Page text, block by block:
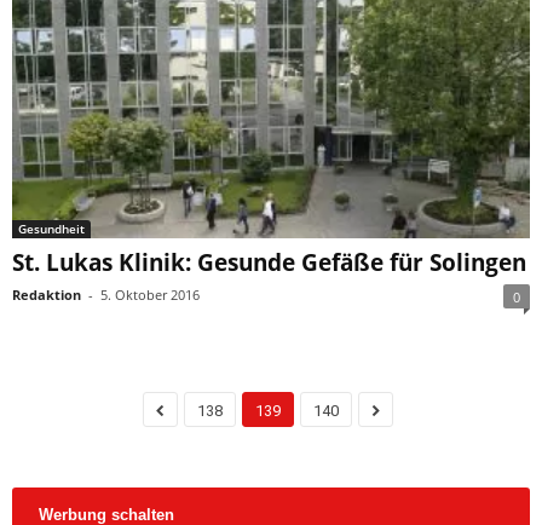
Gesundheit
St. Lukas Klinik: Gesunde Gefäße für Solingen
Redaktion - 5. Oktober 2016 0
138 139 140
Werbung schalten